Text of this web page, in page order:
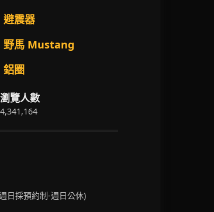
避震器
野馬 Mustang
鋁圈
瀏覽人數
4,341,164
日採預約制-週日公休)